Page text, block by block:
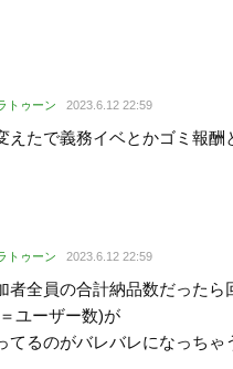
トゥーン 2023.6.12 22:59
えたで義務イベとかゴミ報酬
トゥーン 2023.6.12 22:59
者全員の合計納品数だったら
ユーザー数)が
てるのがバレバレになっちゃ